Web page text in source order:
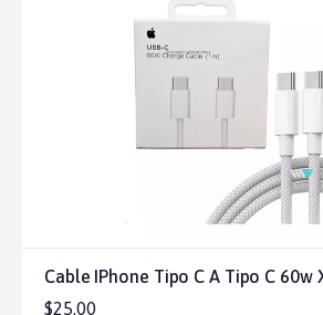
Cable IPhone Tipo C A Tipo C 60w
$25.00